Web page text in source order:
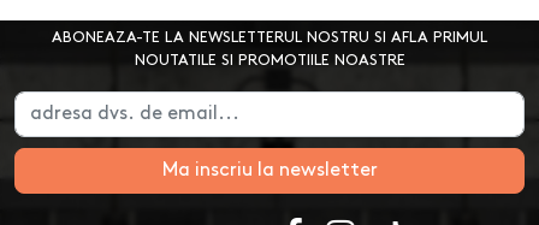
ABONEAZA-TE LA NEWSLETTERUL NOSTRU SI AFLA PRIMUL
NOUTATILE SI PROMOTIILE NOASTRE
Ma inscriu la newsletter